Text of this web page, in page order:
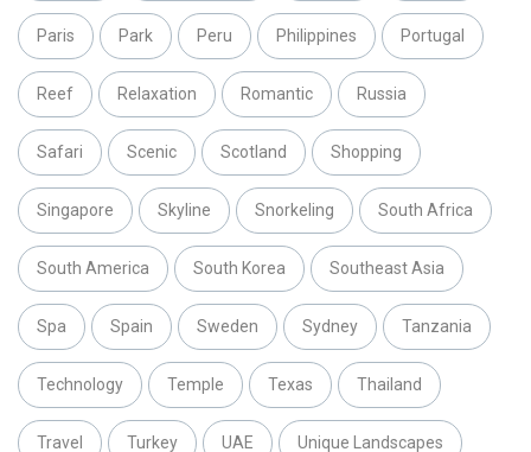
Paris Park Peru Philippines Portugal
Reef Relaxation Romantic Russia
Safari Scenic Scotland Shopping
Singapore Skyline Snorkeling South Africa
South America South Korea Southeast Asia
Spa Spain Sweden Sydney Tanzania
Technology Temple Texas Thailand
Travel Turkey UAE Unique Landscapes